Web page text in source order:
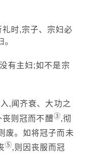
时,宗子、宗妇必
有主妇;如不是宗
,闻齐衰、大功之
丧则冠而不醴③,彻
废。如将冠子而未
⑤,则因丧服而冠